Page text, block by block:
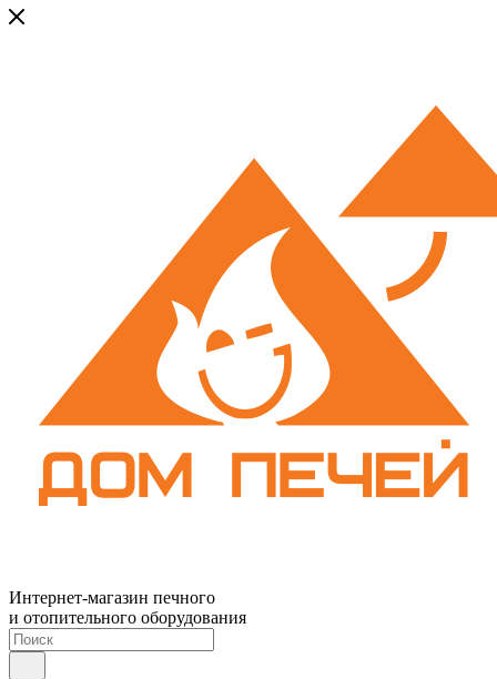
Интернет-магазин печного
и отопительного оборудования